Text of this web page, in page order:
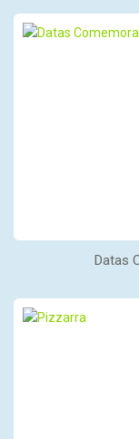
Datas